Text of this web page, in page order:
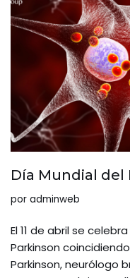
Día Mundial del
por adminweb
El 11 de abril se
Parkinson
Parkinson, neurólogo